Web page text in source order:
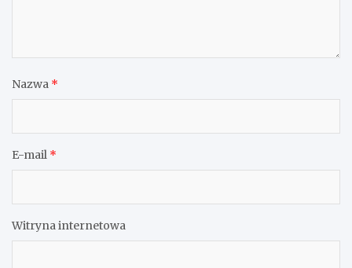
Nazwa *
E-mail *
Witryna internetowa